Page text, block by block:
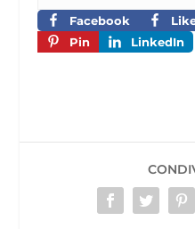
Facebook
Pin
LinkedIn